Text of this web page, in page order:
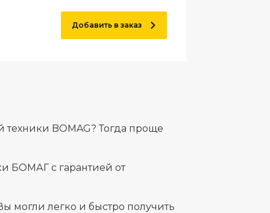
Добавить в заказ
BOMAG? Тогда проще
БОМАГ с гарантией от
могли легко и быстро получить